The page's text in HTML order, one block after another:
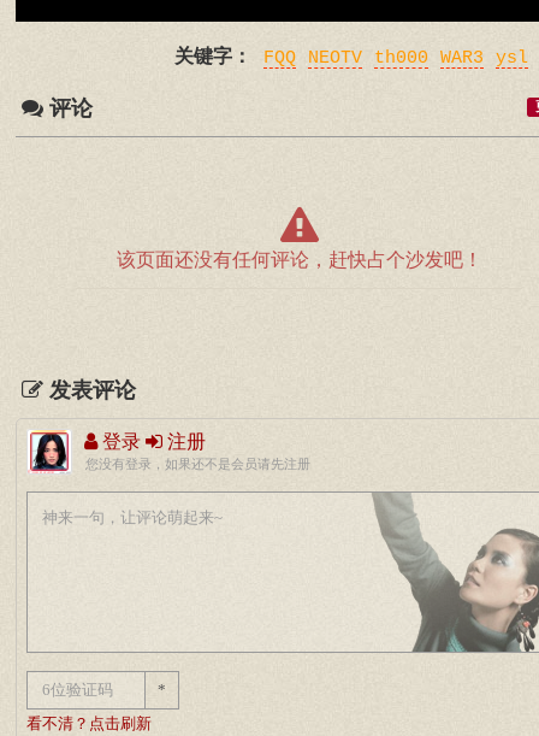
关键字： FQQ NEOTV th000 WAR3 ysl
评论
该页面还没有任何评论，赶快占个沙发吧！
发表评论
登录 注册
您没有登录，如果还不是会员请先注册
*
看不清？点击刷新